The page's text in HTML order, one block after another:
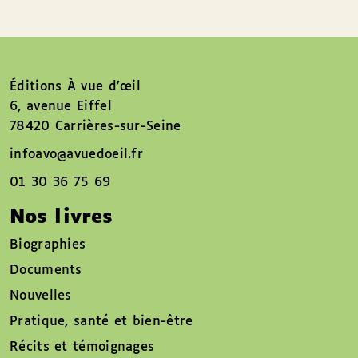
Éditions À vue d’œil
6, avenue Eiffel
78420 Carrières-sur-Seine
infoavo@avuedoeil.fr
01 30 36 75 69
Nos livres
Biographies
Documents
Nouvelles
Pratique, santé et bien-être
Récits et témoignages